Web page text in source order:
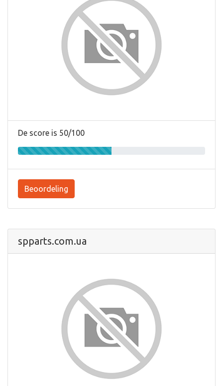
De score is 50/100
Beoordeling
spparts.com.ua